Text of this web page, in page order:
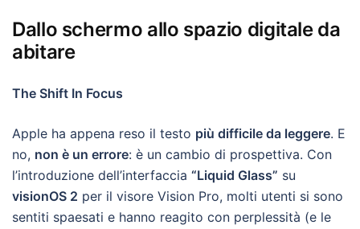
Dallo schermo allo spazio digitale da
abitare
The Shift In Focus
Apple ha appena reso il testo più difficile da leggere. E
no, non è un errore: è un cambio di prospettiva. Con
l’introduzione dell’interfaccia “Liquid Glass” su
visionOS 2 per il visore Vision Pro, molti utenti si sono
sentiti spaesati e hanno reagito con perplessità (e le